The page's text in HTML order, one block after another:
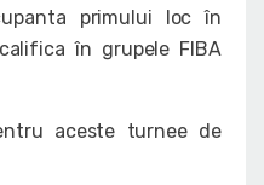
primului loc în
în grupele FIBA
aceste turnee de